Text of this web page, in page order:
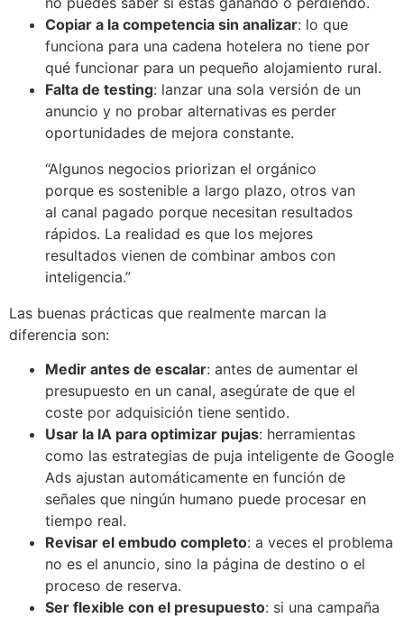
Copiar a la competencia sin analizar: lo que
funciona para una cadena hotelera no tiene por
qué funcionar para un pequeño alojamiento rural.
Falta de testing: lanzar una sola versión de un
anuncio y no probar alternativas es perder
oportunidades de mejora constante.
“Algunos negocios priorizan el orgánico
porque es sostenible a largo plazo, otros van
al canal pagado porque necesitan resultados
rápidos. La realidad es que los mejores
resultados vienen de combinar ambos con
inteligencia.”
Las buenas prácticas que realmente marcan la
diferencia son:
Medir antes de escalar: antes de aumentar el
presupuesto en un canal, asegúrate de que el
coste por adquisición tiene sentido.
Usar la IA para optimizar pujas: herramientas
como las estrategias de puja inteligente de Google
Ads ajustan automáticamente en función de
señales que ningún humano puede procesar en
tiempo real.
Revisar el embudo completo: a veces el problema
no es el anuncio, sino la página de destino o el
proceso de reserva.
Ser flexible con el presupuesto: si una campaña